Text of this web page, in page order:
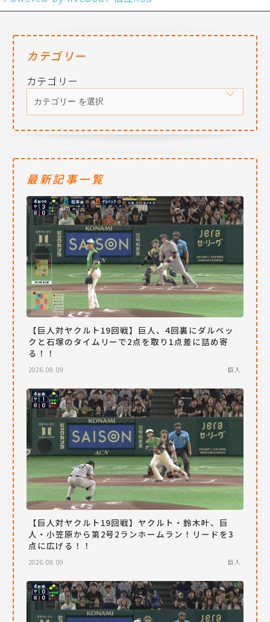
カテゴリー
カテゴリー
最新記事一覧
【巨人対ヤクルト19回戦】巨人、4回裏にダルベッ
クと石塚のタイムリーで2点を取り1点差に詰め寄
る！！
2026.08.09 巨人
【巨人対ヤクルト19回戦】ヤクルト・鈴木叶、巨
人・小笠原から第2号2ランホームラン！リードを3
点に広げる！！
2026.08.09 巨人